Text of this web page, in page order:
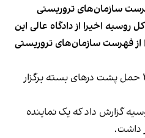
سازمان‌های تروریستی
روسیه اخیرا از دادگاه عالی این
از فهرست سازمان‌های تروریستی
جلسه دادگاه روز پنجشنبه ۲۸ حمل پشت درهای بسته برگزار
گزارش داد که یک نماینده
داشت.